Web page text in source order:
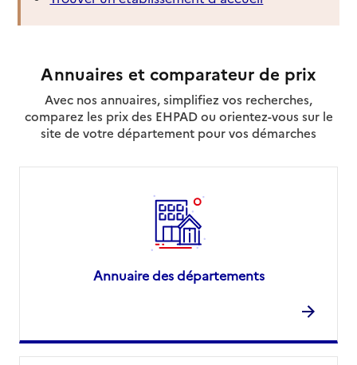
Annuaires et comparateur de prix
Avec nos annuaires, simplifiez vos recherches,
comparez les prix des EHPAD ou orientez-vous sur le
site de votre département pour vos démarches
Annuaire des départements